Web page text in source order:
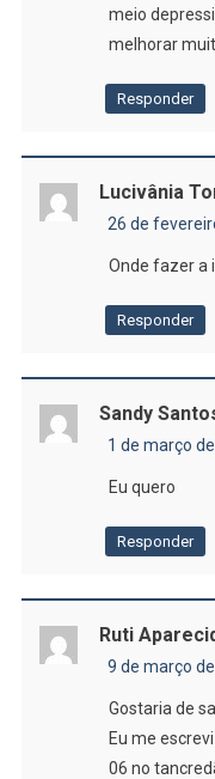
meio
melhorar
Responder
Lucivânia
26 de
Onde fazer a
Responder
Sandy
1 de março
Eu quero
Responder
Ruti
9 de março
Gostaria de
Eu me
06 no